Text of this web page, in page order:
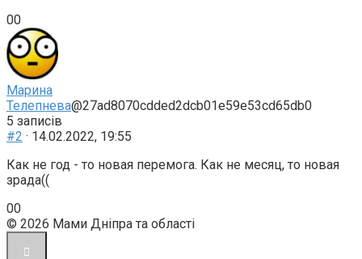
Голосуйте
палець
донизу.
0Голосуйте
-
палець
доверху.
0
Марина
Телепнева@27ad8070cdded2dcb01e59e53cd65db0
5 записів
#2 · 14.02.2022, 19:55
Как не год - то новая перемога. Как не месяц, то новая
зрада((
Голосуйте
-
палець
донизу.
0Голосуйте
-
палець
доверху.
0
© 2026 Мами Дніпра та області